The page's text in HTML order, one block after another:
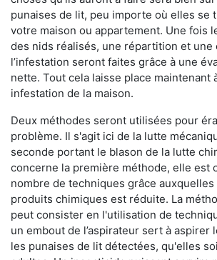
punaises de lit, peu importe où elles se
votre maison ou appartement. Une fois
des nids réalisés, une répartition et une
l’infestation seront faites grâce à une
nette. Tout cela laisse place maintenant
infestation de la maison.
Deux méthodes seront utilisées pour
problème. Il s'agit ici de la lutte
seconde portant le blason de la lutte
concerne la première méthode, elle est
nombre de techniques grâce auxquelles
produits chimiques est réduite. La
peut consister en l'utilisation de
un embout de l’aspirateur sert à
les punaises de lit détectées, qu'elles